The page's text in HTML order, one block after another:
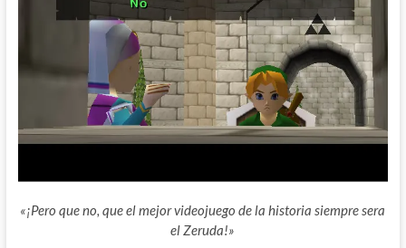
«¡Pero que no, que el mejor videojuego de la historia siempre sera
el Zeruda!»